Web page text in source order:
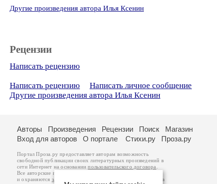
Другие произведения автора Илья Ксенин
Рецензии
Написать рецензию
Написать рецензию
Написать личное сообщение
Другие произведения автора Илья Ксенин
Авторы Произведения Рецензии Поиск
Магазин
Вход для авторов
О портале Стихи.ру Проза.ру
Портал Проза.ру предоставляет авторам возможность
свободной публикации своих литературных произведений в
сети Интернет на основаниипользовательского договора
Все авторские права на произведения принадлежат авторам
и охраняются законом
. Перепечатка произведений возможна